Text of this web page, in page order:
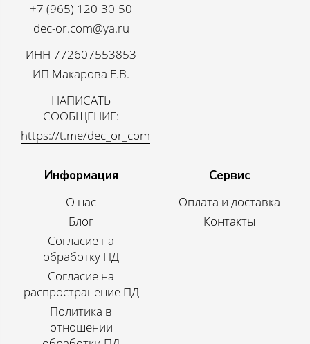
+7 (965) 120-30-50
dec-or.com@ya.ru
ИНН 772607553853
ИП Макарова Е.В.
НАПИСАТЬ
СООБЩЕНИЕ:
https://t.me/dec_or_com
Информация
О нас
Блог
Согласие на
обработку ПД
Согласие на
распространение ПД
Политика в
отношении
Сервис
Оплата и доставка
Контакты